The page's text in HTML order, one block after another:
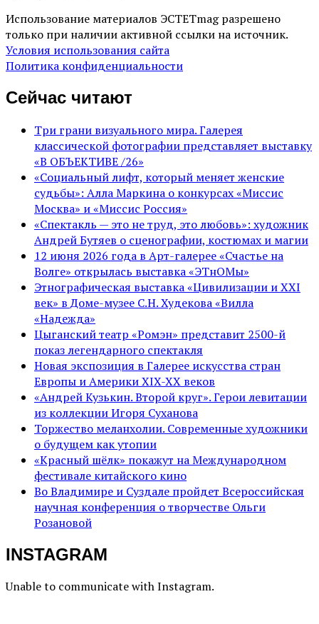
Использование материалов ЭСТЕТmag разрешено
только при наличии активной ссылки на источник.
Условия использования сайта
Политика конфиденциальности
Сейчас читают
Три грани визуального мира. Галерея
классической фотографии представляет выставку
«В ОБЪЕКТИВЕ /26»
«Социальный лифт, который меняет женские
судьбы»: Алла Маркина о конкурсах «Миссис
Москва» и «Миссис Россия»
«Спектакль — это не труд, это любовь»: художник
Андрей Бутяев о сценографии, костюмах и магии
12 июня 2026 года в Арт-галерее «Счастье на
Волге» открылась выставка «ЭТнОМы»
Этнографическая выставка «Цивилизации и ХХI
век» в Доме-музее С.Н. Худекова «Вилла
«Надежда»
Цыганский театр «Ромэн» представит 2500-й
показ легендарного спектакля
Новая экспозиция в Галерее искусства стран
Европы и Америки XIX-XX веков
«Андрей Кузькин. Второй круг». Герои левитации
из коллекции Игоря Суханова
Торжество меланхолии. Современные художники
о будущем как утопии
«Красный шёлк» покажут на Международном
фестивале китайского кино
Во Владимире и Суздале пройдет Всероссийская
научная конференция о творчестве Ольги
Розановой
INSTAGRAM
Unable to communicate with Instagram.